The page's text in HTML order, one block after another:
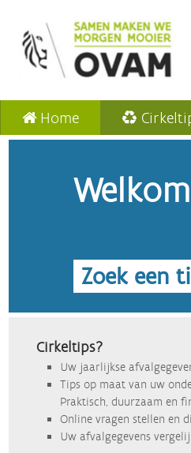
Home
Zoek een
Cirkeltips?
Uw jaarlijkse
Tips op maat van uw
Praktisch, duurzaam en
Online vragen stellen en
Uw afvalgegevens